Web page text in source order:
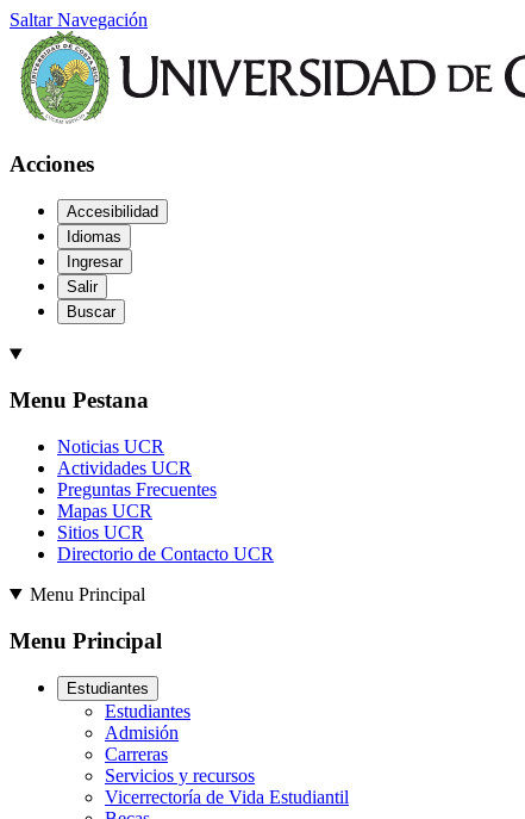
Saltar Navegación
Acciones
Accesibilidad
Idiomas
Ingresar
Salir
Buscar
Menu Pestana
Noticias UCR
Actividades UCR
Preguntas Frecuentes
Mapas UCR
Sitios UCR
Directorio de Contacto UCR
Menu Principal
Menu Principal
Estudiantes
Estudiantes
Admisión
Carreras
Servicios y recursos
Vicerrectoría de Vida Estudiantil